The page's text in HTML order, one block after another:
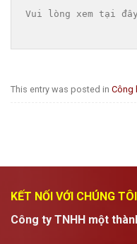
Vui lòng xem tại
This entry was posted in Công
KẾT NỐI VỚI CHÚNG TÔI
Công ty TNHH một